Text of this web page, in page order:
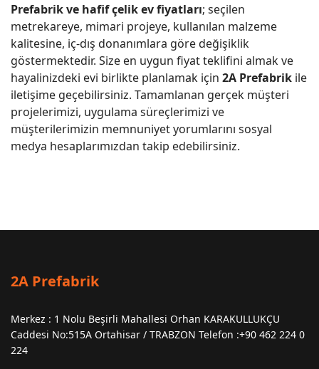
Prefabrik ve hafif çelik ev fiyatları; seçilen
metrekareye, mimari projeye, kullanılan malzeme
kalitesine, iç-dış donanımlara göre değişiklik
göstermektedir. Size en uygun fiyat teklifini almak ve
hayalinizdeki evi birlikte planlamak için 2A Prefabrik ile
iletişime geçebilirsiniz. Tamamlanan gerçek müşteri
projelerimizi, uygulama süreçlerimizi ve
müşterilerimizin memnuniyet yorumlarını sosyal
medya hesaplarımızdan takip edebilirsiniz.
2A Prefabrik
Merkez : 1 Nolu Beşirli Mahallesi Orhan KARAKULLUKÇU
Caddesi No:515A Ortahisar / TRABZON Telefon :+90 462 224 0
224